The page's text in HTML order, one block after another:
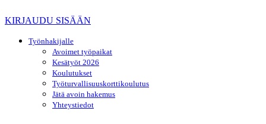
KIRJAUDU SISÄÄN
Työnhakijalle
Avoimet työpaikat
Kesätyöt 2026
Koulutukset
Työturvallisuuskorttikoulutus
Jätä avoin hakemus
Yhteystiedot